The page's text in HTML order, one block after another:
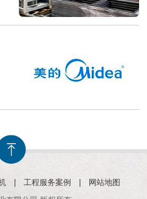
工程服务案例
网站地图